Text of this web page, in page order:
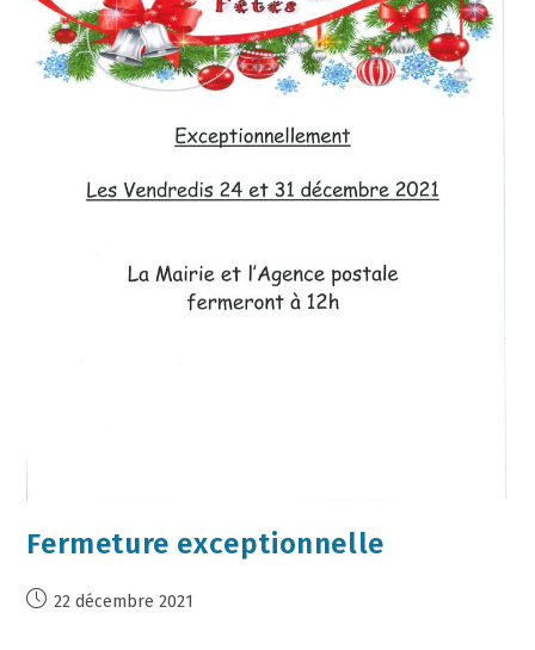
Fermeture exceptionnelle
22 décembre 2021